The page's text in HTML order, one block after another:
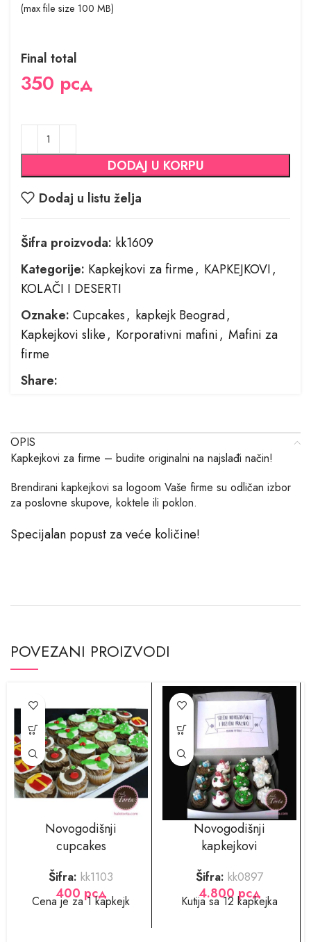
(max file size 100 MB)
Final total
350 рсд
DODAJ U KORPU
Dodaj u listu želja
Šifra proizvoda: kk1609
Kategorije: Kapkejkovi za firme, KAPKEJKOVI,
KOLAČI I DESERTI
Oznake: Cupcakes, kapkejk Beograd,
Kapkejkovi slike, Korporativni mafini, Mafini za
firme
Share:
OPIS
Kapkejkovi za firme – budite originalni na najslađi način!
Brendirani kapkejkovi sa logoom Vaše firme su odličan izbor
za poslovne skupove, koktele ili poklon.
Specijalan popust za veće količine!
POVEZANI PROIZVODI
Novogodišnji
cupcakes
Šifra: kk1103
400 рсд
Cena je za 1 kapkejk
Novogodišnji
kapkejkovi
Šifra: kk0897
4.800рсд
Kutija sa 12 kapkejka